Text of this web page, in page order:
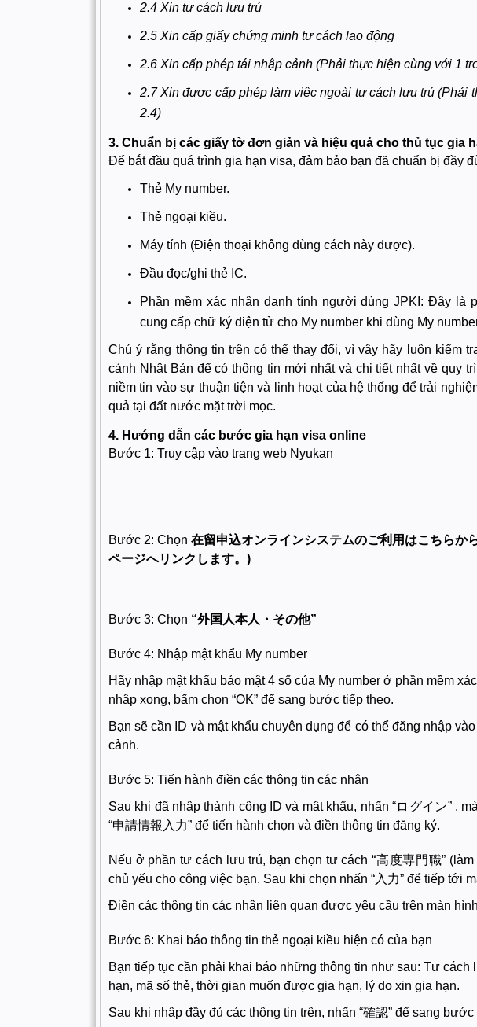
2.4 Xin tư cách lưu trú
2.5 Xin cấp giấy chứng minh tư cách lao động
2.6 Xin cấp phép tái nhập cảnh (Phải thực hiện cùng với 1
2.7 Xin được cấp phép làm việc ngoài tư cách lưu trú (Phải
2.4)
3. Chuẩn bị các giấy tờ đơn giản và hiệu quả cho thủ tục gia
Để bắt đầu quá trình gia hạn visa, đảm bảo bạn đã chuẩn bị đầy
Thẻ My number.
Thẻ ngoại kiều.
Máy tính (Điện thoại không dùng cách này được).
Đầu đọc/ghi thẻ IC.
Phần mềm xác nhận danh tính người dùng JPKI: Đây là
cung cấp chữ ký điện tử cho My number khi dùng My
Chú ý rằng thông tin trên có thể thay đổi, vì vậy hãy luôn kiểm
cảnh Nhật Bản để có thông tin mới nhất và chi tiết nhất về quy
niềm tin vào sự thuận tiện và linh hoạt của hệ thống để trải
quả tại đất nước mặt trời mọc.
4. Hướng dẫn các bước gia hạn visa online
Bước 1: Truy cập vào trang web Nyukan
Bước 2: Chọn 在留申込オンラインシステムのご利用はこちらか
ページへリンクします。)
Bước 3: Chọn “外国人本人・その他”
Bước 4: Nhập mật khẩu My number
Hãy nhập mật khẩu bảo mật 4 số của My number ở phần mềm
nhập xong, bấm chọn “OK” để sang bước tiếp theo.
Bạn sẽ cần ID và mật khẩu chuyên dụng để có thể đăng nhập
cảnh.
Bước 5: Tiến hành điền các thông tin các nhân
Sau khi đã nhập thành công ID và mật khẩu, nhấn “ログイン” ,
“申請情報入力” để tiến hành chọn và điền thông tin đăng ký.
Nếu ở phần tư cách lưu trú, bạn chọn tư cách “高度専門職”
chủ yếu cho công việc bạn. Sau khi chọn nhấn “入力” để tiếp tới
Điền các thông tin các nhân liên quan được yêu cầu trên màn
Bước 6: Khai báo thông tin thẻ ngoại kiều hiện có của bạn
Bạn tiếp tục cần phải khai báo những thông tin như sau: Tư
hạn, mã số thẻ, thời gian muốn được gia hạn, lý do xin gia hạn.
Sau khi nhập đầy đủ các thông tin trên, nhấn “確認” để sang bước